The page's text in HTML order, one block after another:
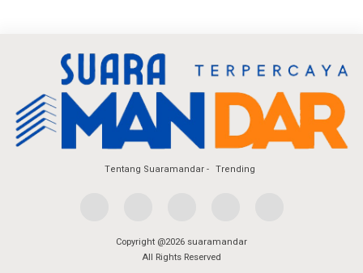
Tentang Suaramandar Trending
Copyright @2026 suaramandar
All Rights Reserved